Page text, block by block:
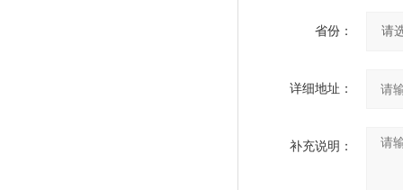
省份：
详细地址：
补充说明：